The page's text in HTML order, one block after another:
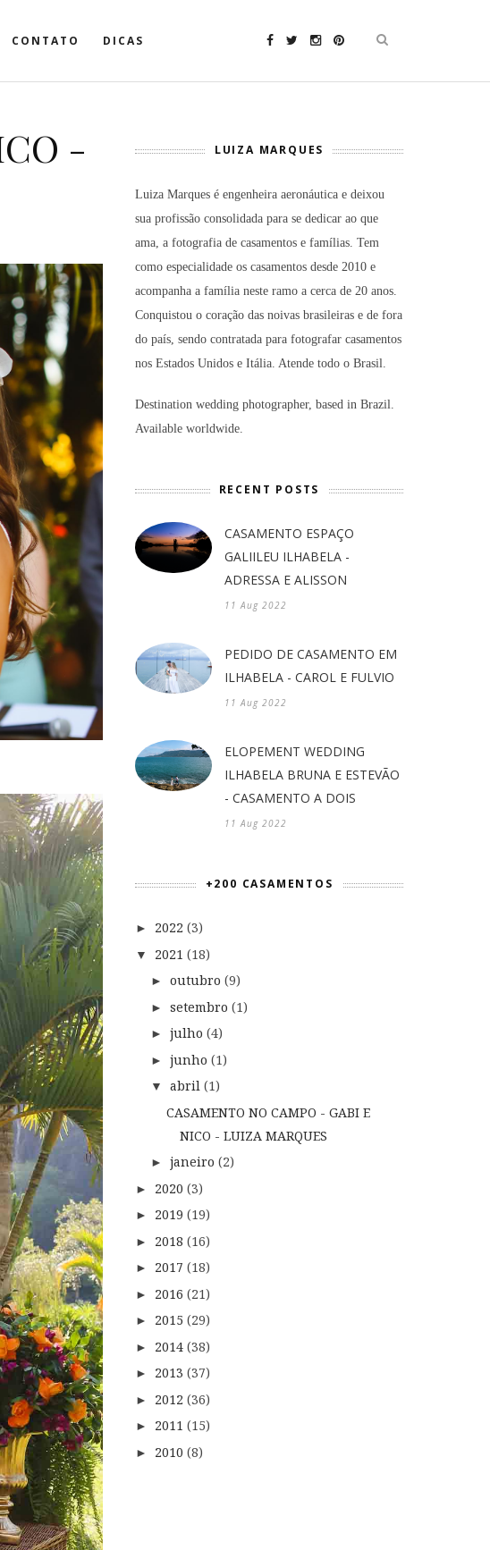
CONTATO DICAS
-
LUIZA MARQUES
Luiza Marques é engenheira aeronáutica e deixou
sua profissão consolidada para se dedicar ao que
ama, a fotografia de casamentos e famílias. Tem
como especialidade os casamentos desde 2010 e
acompanha a família neste ramo a cerca de 20 anos.
Conquistou o coração das noivas brasileiras e de fora
do país, sendo contratada para fotografar casamentos
nos Estados Unidos e Itália. Atende todo o Brasil.
Destination wedding photographer, based in Brazil.
Available worldwide.
RECENT POSTS
CASAMENTO ESPAÇO
GALIILEU ILHABELA -
ADRESSA E ALISSON
11 Aug 2022
PEDIDO DE CASAMENTO EM
ILHABELA - CAROL E FULVIO
11 Aug 2022
ELOPEMENT WEDDING
ILHABELA BRUNA E ESTEVÃO
- CASAMENTO A DOIS
11 Aug 2022
+200 CASAMENTOS
► 2022 (3)
▼ 2021 (18)
► outubro (9)
► setembro (1)
► julho (4)
► junho (1)
▼ abril (1)
CASAMENTO NO CAMPO - GABI E
NICO - LUIZA MARQUES
► janeiro (2)
► 2020 (3)
► 2019 (19)
► 2018 (16)
► 2017 (18)
► 2016 (21)
► 2015 (29)
► 2014 (38)
► 2013 (37)
► 2012 (36)
► 2011 (15)
► 2010 (8)